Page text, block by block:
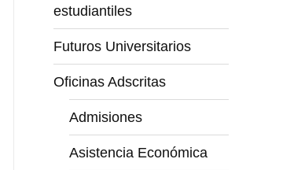
estudiantiles
Futuros Universitarios
Oficinas Adscritas
Admisiones
Asistencia Económica